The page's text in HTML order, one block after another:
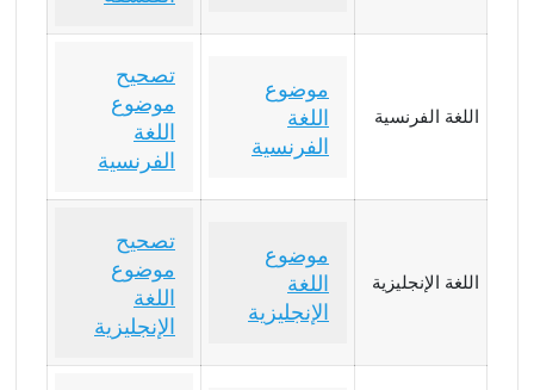
اللغة الفرنسية
موضوع
اللغة
الفرنسية
تصحيح
موضوع
اللغة
الفرنسية
اللغة الإنجليزية
موضوع
اللغة
الإنجليزية
تصحيح
موضوع
اللغة
الإنجليزية